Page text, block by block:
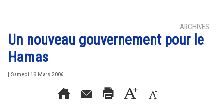
ARCHIVES
Un nouveau gouvernement pour le
Hamas
| Samedi 18 Mars 2006